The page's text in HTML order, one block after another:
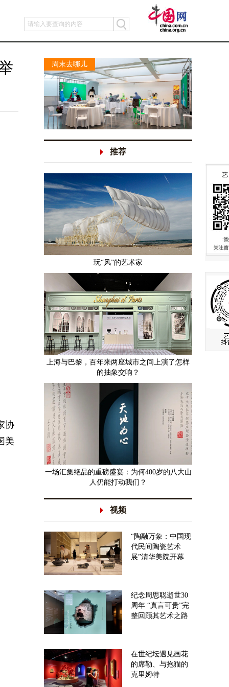
协
美
周末去哪儿
推荐
玩“风”的艺术家
上海与巴黎，百年来两座城市之间上演了怎样
的抽象交响？
一场汇集绝品的重磅盛宴：为何400岁的八大山
人仍能打动我们？
视频
“陶融万象：中国现
代民间陶瓷艺术
展”清华美院开幕
纪念周思聪逝世30
周年 “真言可贵”完
整回顾其艺术之路
在世纪坛遇见画花
的席勒、与抱猫的
克里姆特